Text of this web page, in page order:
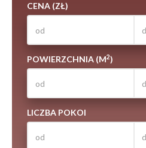
CENA (ZŁ)
POWIERZCHNIA (M2)
LICZBA POKOI